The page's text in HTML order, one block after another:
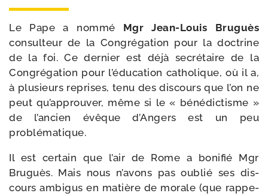
Le Pape a nom­mé Mgr Jean-​Louis Bruguès
consul­teur de la Congrégation pour la doc­trine
de la foi. Ce der­nier est déjà secré­taire de la
Congrégation pour l’é­du­ca­tion catho­lique, où il a,
à plu­sieurs reprises, tenu des dis­cours que l’on ne
peut qu’ap­prou­ver, même si le « béné­dic­tisme »
de l’an­cien évêque d’Angers est un peu
problématique.
Il est cer­tain que l’air de Rome a boni­fié Mgr
Bruguès. Mais nous n’a­vons pas oublié ses dis­
cours ambi­gus en matière de morale (que rap­pe­